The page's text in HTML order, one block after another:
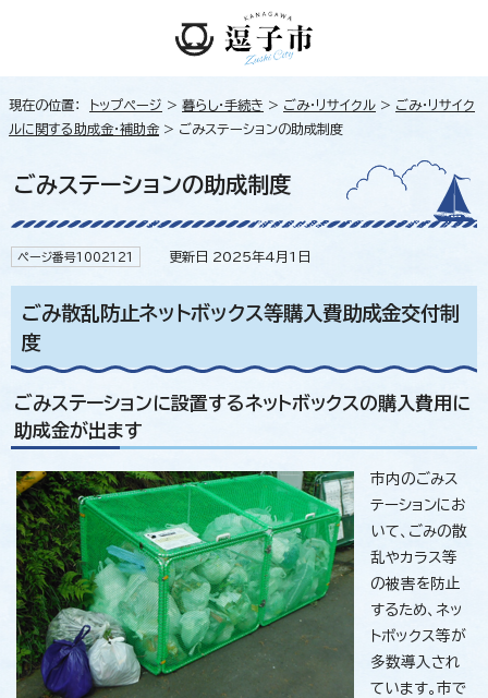
現在の位置： トップページ > 暮らし・手続き > ごみ・リサイクル > ごみ・リサイク
ルに関する助成金・補助金 > ごみステーションの助成制度
ごみステーションの助成制度
ページ番号1002121 更新日 2025年4月1日
ごみ散乱防止ネットボックス等購入費助成金交付制
度
ごみステーションに設置するネットボックスの購入費用に
助成金が出ます
市内のごみス
テーションにお
いて、ごみの散
乱やカラス等
の被害を防止
するため、ネッ
トボックス等が
多数導入され
ています。市で